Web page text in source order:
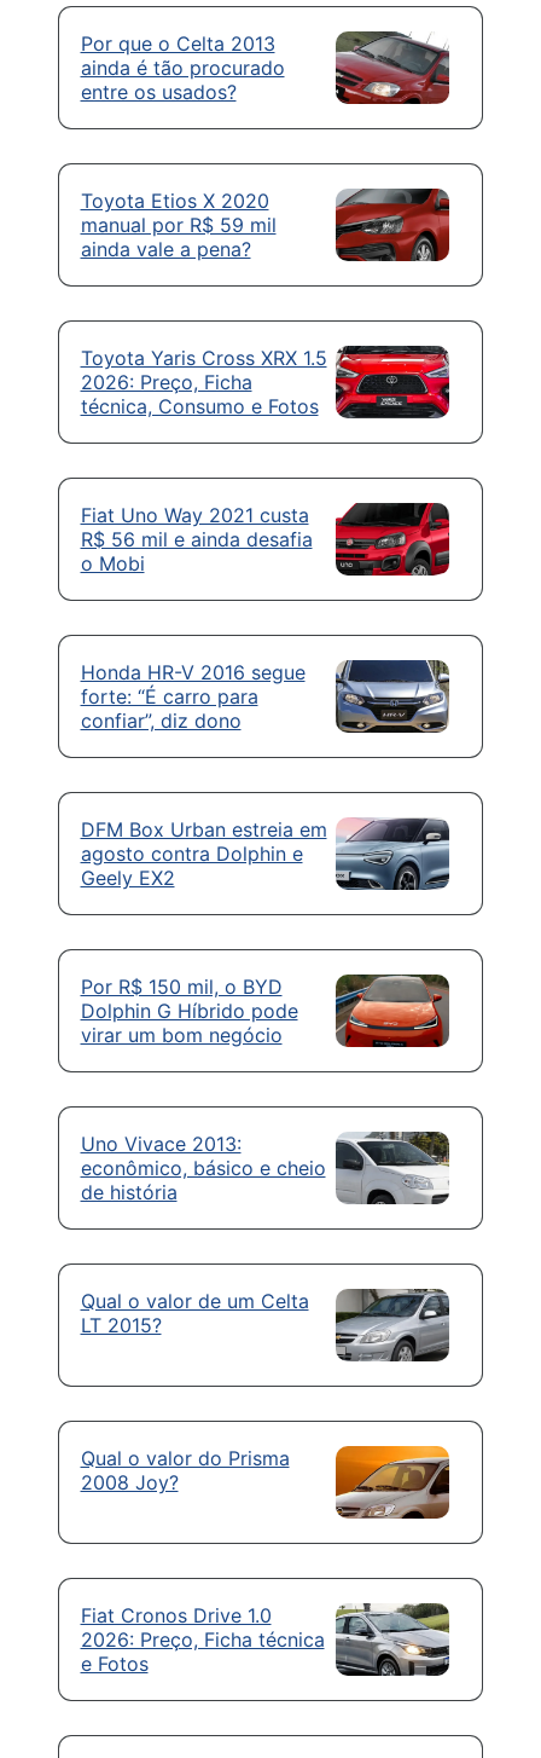
Por que o Celta 2013
ainda é tão procurado
entre os usados?
Toyota Etios X 2020
manual por R$ 59 mil
ainda vale a pena?
Toyota Yaris Cross XRX 1.5
2026: Preço, Ficha
técnica, Consumo e Fotos
Fiat Uno Way 2021 custa
R$ 56 mil e ainda desafia
o Mobi
Honda HR-V 2016 segue
forte: “É carro para
confiar”, diz dono
DFM Box Urban estreia em
agosto contra Dolphin e
Geely EX2
Por R$ 150 mil, o BYD
Dolphin G Híbrido pode
virar um bom negócio
Uno Vivace 2013:
econômico, básico e cheio
de história
Qual o valor de um Celta
LT 2015?
Qual o valor do Prisma
2008 Joy?
Fiat Cronos Drive 1.0
2026: Preço, Ficha técnica
e Fotos